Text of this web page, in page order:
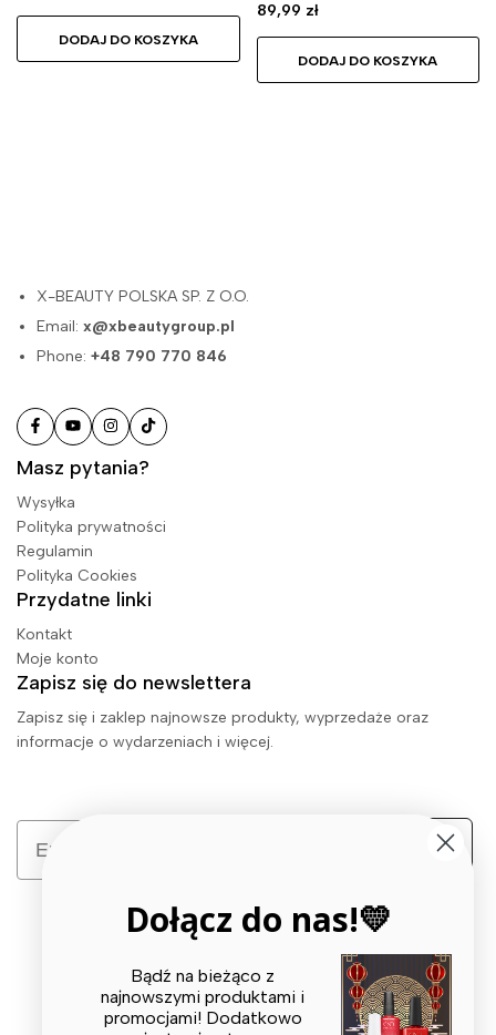
DODAJ DO KOSZYKA
89,99 zł
DODAJ DO KOSZYKA
X-BEAUTY POLSKA SP. Z O.O.
Email:x@xbeautygroup.pl
Phone:+48 790 770 846
Masz pytania?
Wysyłka
Polityka prywatności
Regulamin
Polityka Cookies
Przydatne linki
Kontakt
Moje konto
Zapisz się do newslettera
Zapisz się i zaklep najnowsze produkty, wyprzedaże oraz
informacje o wydarzeniach i więcej.
Email
Zapisz się
Dołącz do nas!💛
Bądź na bieżąco z
najnowszymi produktami i
promocjami! Dodatkowo